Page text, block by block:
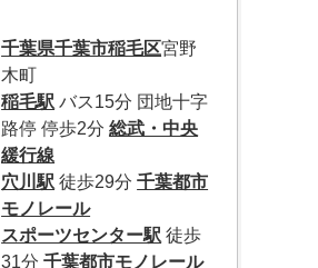
千葉県千葉市稲毛区宮野
木町
稲毛駅 バス15分 団地十字
路停 停歩2分総武・中央
緩行線
穴川駅 徒歩29分千葉都市
モノレール
スポーツセンター駅 徒歩
31分千葉都市モノレール